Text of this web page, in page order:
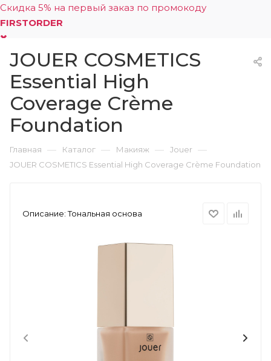
Скидка 5% на первый заказ по промокоду
FIRSTORDER
0
JOUER COSMETICS
Essential High
Coverage Crème
Foundation
Главная — Каталог — Макияж — Jouer —
JOUER COSMETICS Essential High Coverage Crème Foundation
Описание:Тональная основа